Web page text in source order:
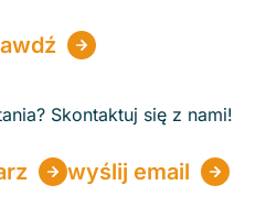
Skontaktuj się z nami!
wyślij email